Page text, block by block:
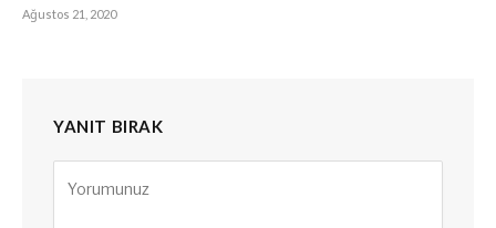
Ağustos 21, 2020
YANIT BIRAK